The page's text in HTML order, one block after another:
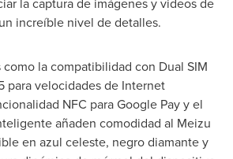
increíble nivel de detalles.
la compatibilidad con Dual SIM
para velocidades de Internet
NFC para Google Pay y el
añaden comodidad al Meizu
en azul celeste, negro diamante y